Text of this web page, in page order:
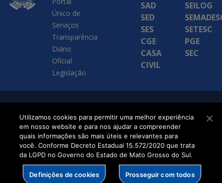
Único de
Serviços
Transparência
Diário
Oficial
Legislação
SAD
SED
SES
CGE
CASA
CIVIL
SEILOG
SETESC
PGE
SEC
Executiva de
Transformação Digital
Utilizamos cookies para permitir uma melhor experiência
em nosso website e para nos ajudar a compreender
quais informações são mais úteis e relevantes para
você. Conforme Decreto Estadual 15.572/2020 que trata
da LGPD no Governo do Estado de Mato Grosso do Sul.
Definições de cookies Prosseguir com todos